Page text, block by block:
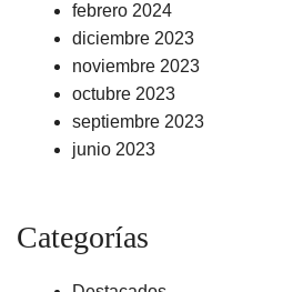
febrero 2024
diciembre 2023
noviembre 2023
octubre 2023
septiembre 2023
junio 2023
Categorías